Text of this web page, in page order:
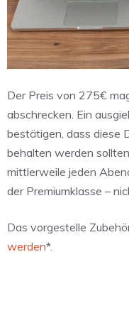
Der Preis von 275€
abschrecken. Ein
bestätigen, dass diese
behalten werden
mittlerweile jeden
der Premiumklasse –
Das vorgestelle
werden*.